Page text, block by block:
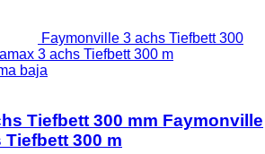
Faymonville 3 achs Tiefbett 300
3 achs Tiefbett 300 m
baja
Tiefbett 300 mm Faymonville
Tiefbett 300 m